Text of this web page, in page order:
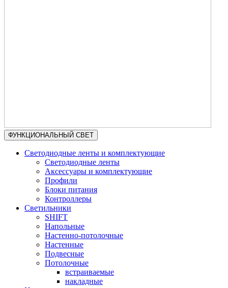
ФУНКЦИОНАЛЬНЫЙ СВЕТ
Светодиодные ленты и комплектующие
Светодиодные ленты
Аксессуары и комплектующие
Профили
Блоки питания
Контроллеры
Светильники
SHIFT
Напольные
Настенно-потолочные
Настенные
Подвесные
Потолочные
встраиваемые
накладные